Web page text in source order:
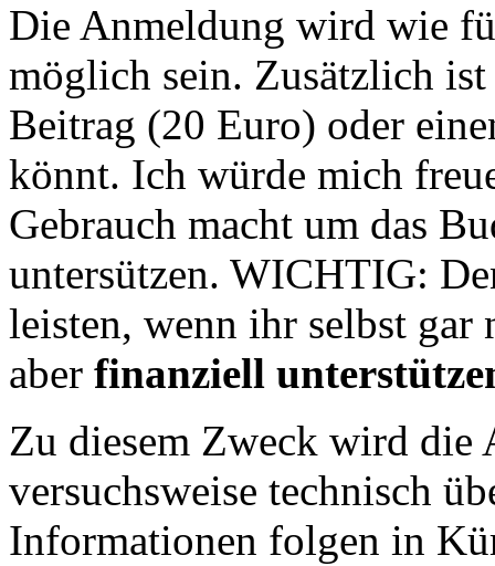
Die Anmeldung wird wie
möglich sein. Zusätzlich
Beitrag (20 Euro) oder
könnt. Ich würde mich
Gebrauch macht um das
untersützen. WICHTIG:
leisten, wenn ihr selbst gar
aber finanziell
Zu diesem Zweck wird die
versuchsweise technisch
Informationen folgen in